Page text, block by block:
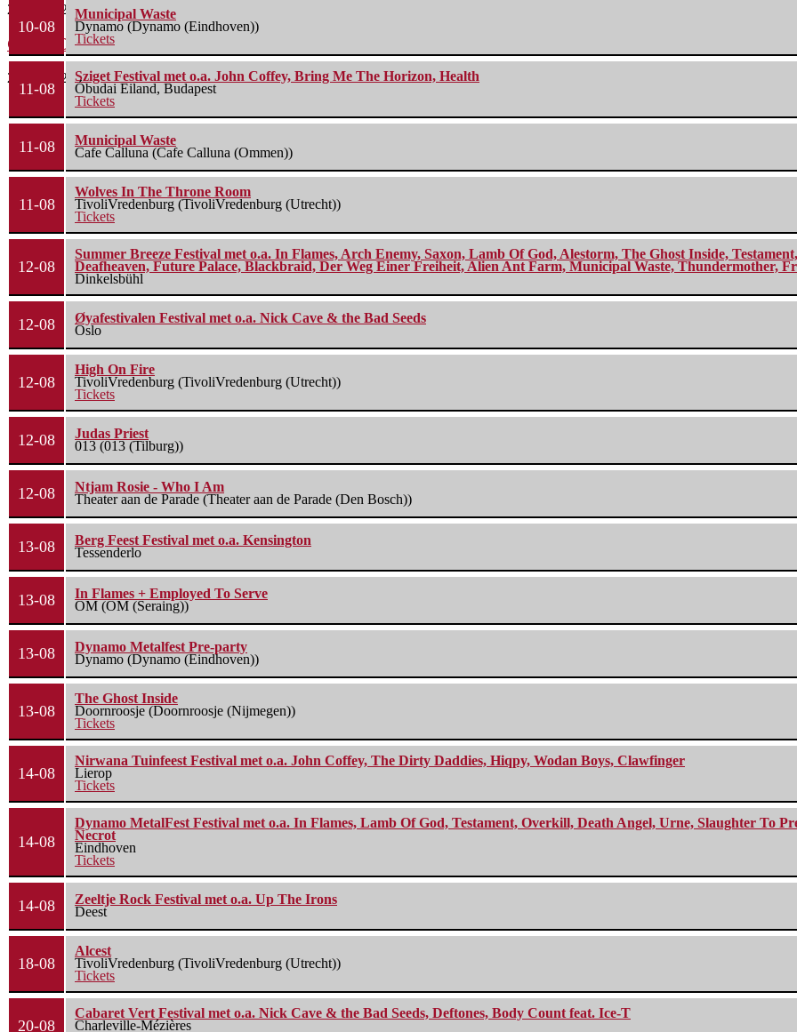
22 juli 2026
Green Carnation – A Dark Poem II: Sanguis
20 juli 2026
10-08
Municipal Waste
Dynamo (Dynamo (Eindhoven))
Tickets
11-08
Sziget Festival met o.a. John Coffey, Bring Me The Horizon, Health
Óbudai Eiland, Budapest
Tickets
11-08
Municipal Waste
Cafe Calluna (Cafe Calluna (Ommen))
11-08
Wolves In The Throne Room
TivoliVredenburg (TivoliVredenburg (Utrecht))
Tickets
12-08
Summer Breeze Festival met o.a. In Flames, Arch Enemy, Saxon, Lamb Of God, Alestorm, The Ghost Inside,
Deafheaven, Future Palace, Blackbraid, Der Weg Einer Freiheit, Alien Ant Farm, Municipal Waste, Thundermother,
Dinkelsbühl
12-08
Øyafestivalen Festival met o.a. Nick Cave & the Bad Seeds
Oslo
12-08
High On Fire
TivoliVredenburg (TivoliVredenburg (Utrecht))
Tickets
12-08
Judas Priest
013 (013 (Tilburg))
12-08
Ntjam Rosie - Who I Am
Theater aan de Parade (Theater aan de Parade (Den Bosch))
13-08
Berg Feest Festival met o.a. Kensington
Tessenderlo
13-08
In Flames + Employed To Serve
OM (OM (Seraing))
13-08
Dynamo Metalfest Pre-party
Dynamo (Dynamo (Eindhoven))
13-08
The Ghost Inside
Doornroosje (Doornroosje (Nijmegen))
Tickets
14-08
Nirwana Tuinfeest Festival met o.a. John Coffey, The Dirty Daddies, Hiqpy, Wodan Boys, Clawfinger
Lierop
Tickets
14-08
Dynamo MetalFest Festival met o.a. In Flames, Lamb Of God, Testament, Overkill, Death Angel, Urne, Slaughter To
Necrot
Eindhoven
Tickets
14-08
Zeeltje Rock Festival met o.a. Up The Irons
Deest
18-08
Alcest
TivoliVredenburg (TivoliVredenburg (Utrecht))
Tickets
20-08
Cabaret Vert Festival met o.a. Nick Cave & the Bad Seeds, Deftones, Body Count feat. Ice-T
Charleville-Mézières